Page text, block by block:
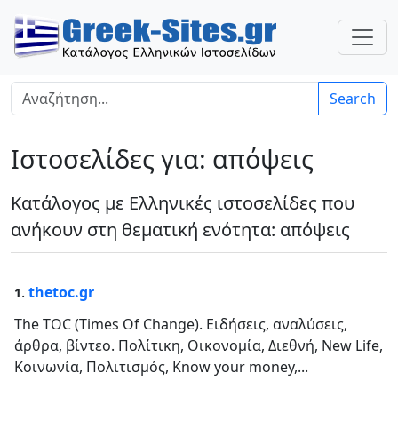
Search
Ιστοσελίδες για: απόψεις
Κατάλογος με Ελληνικές ιστοσελίδες που
ανήκουν στη θεματική ενότητα: απόψεις
1. thetoc.gr
The TOC (Times Of Change). Ειδήσεις, αναλύσεις,
άρθρα, βίντεο. Πολίτικη, Οικονομία, Διεθνή, New Life,
Κοινωνία, Πολιτισμός, Know your money,...